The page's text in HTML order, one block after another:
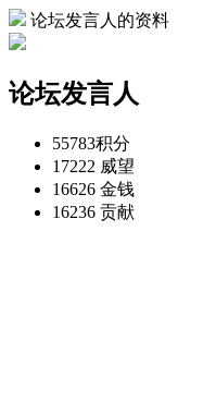
论坛发言人的资料
论坛发言人
55783积分
17222 威望
16626 金钱
16236 贡献